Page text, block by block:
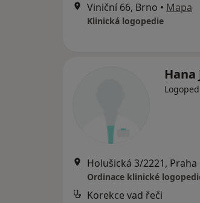
Viniční 66, Brno • Mapa
Klinická logopedie
Hana
Logoped
Holušická 3/2221, Praha
Korekce vad řeči